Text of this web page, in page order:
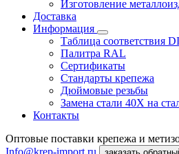
Изготовление
Доставка
Информация
Таблица соответствия
Палитра RAL
Сертификаты
Стандарты крепежа
Дюймовые резьбы
Замена стали 40Х на
Контакты
Оптовые поставки крепежа и
Info@krep-import.ru